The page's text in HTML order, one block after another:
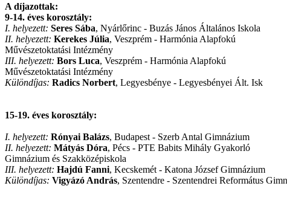
A díjazottak:
9-14. éves korosztály:
I. helyezett: Seres Sába, Nyárlőrinc - Buzás János Általános Iskola
II. helyezett: Kerekes Júlia, Veszprém - Harmónia Alapfokú
Művészetoktatási Intézmény
III. helyezett: Bors Luca, Veszprém - Harmónia Alapfokú
Művészetoktatási Intézmény
Különdíjas: Radics Norbert, Legyesbénye - Legyesbényei Ált. Isk
15-19. éves korosztály:
I. helyezett: Rónyai Balázs, Budapest - Szerb Antal Gimnázium
II. helyezett: Mátyás Dóra, Pécs - PTE Babits Mihály Gyakorló
Gimnázium és Szakközépiskola
III. helyezett: Hajdú Fanni, Kecskemét - Katona József Gimnázium
Különdíjas: Vigyázó András, Szentendre - Szentendrei Református